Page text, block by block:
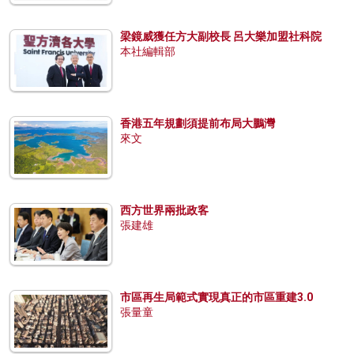
梁鏡威獲任方大副校長 呂大樂加盟社科院
本社編輯部
香港五年規劃須提前布局大鵬灣
來文
西方世界兩批政客
張建雄
市區再生局範式實現真正的市區重建3.0
張量童